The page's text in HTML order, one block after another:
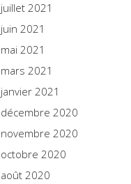
juillet 2021
juin 2021
mai 2021
mars 2021
janvier 2021
décembre 2020
novembre 2020
octobre 2020
août 2020